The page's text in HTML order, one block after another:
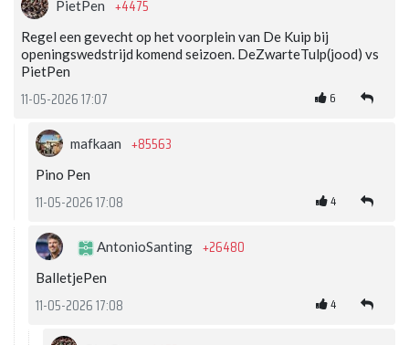
PietPen +4475
Regel een gevecht op het voorplein van De Kuip bij
openingswedstrijd komend seizoen. DeZwarteTulp(jood) vs
PietPen
11-05-2026 17:07 6
mafkaan +85563
Pino Pen
11-05-2026 17:08 4
AntonioSanting +26480
BalletjePen
11-05-2026 17:08 4